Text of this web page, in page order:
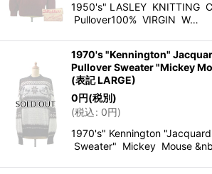
1950's" LASLEY KNITTING
Pullover100% VIRGIN W…
1970's "Kennington"
Pullover Sweater "Mickey
(表記 LARGE)
0円(税別)
(税込: 0円)
1970's" Kennington
Sweater" Mickey Mouse